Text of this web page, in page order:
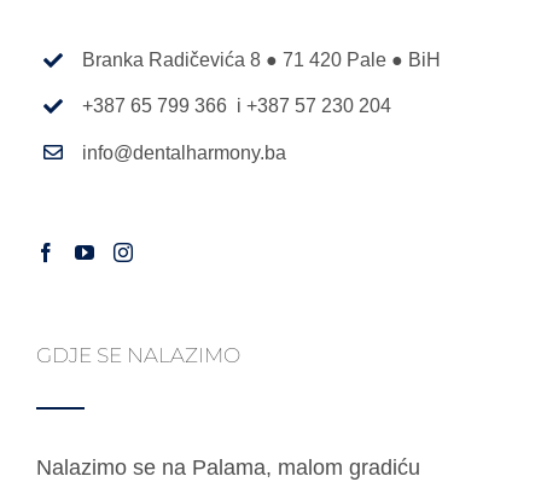
Branka Radičevića 8 ● 71 420 Pale ● BiH
+387 65 799 366 i +387 57 230 204
info@dentalharmony.ba
GDJE SE NALAZIMO
Nalazimo se na Palama, malom gradiću